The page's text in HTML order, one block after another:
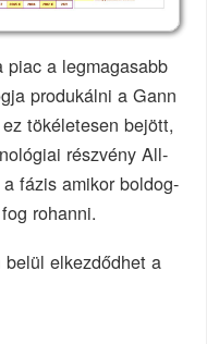
piac a legmagasabb
produkálni a Gann
tökéletesen bejött,
részvény All-
fázis amikor boldog-
rohanni.
elkezdődhet a